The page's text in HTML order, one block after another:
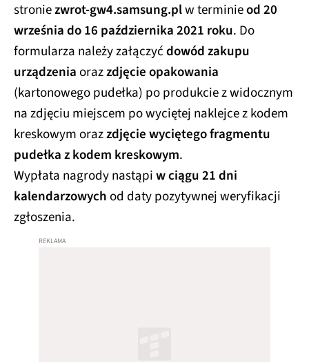
stroniezwrot-gw4.samsung.plw terminieod 20
września do 16 października 2021 roku. Do
formularza należy załączyćdowód zakupu
urządzeniaorazzdjęcie opakowania
(kartonowego pudełka) po produkcie z widocznym
na zdjęciu miejscem po wyciętej naklejce z kodem
kreskowym orazzdjęcie wyciętego fragmentu
pudełka z kodem kreskowym.
Wypłata nagrody nastąpiw ciągu 21 dni
kalendarzowychod daty pozytywnej weryfikacji
zgłoszenia.